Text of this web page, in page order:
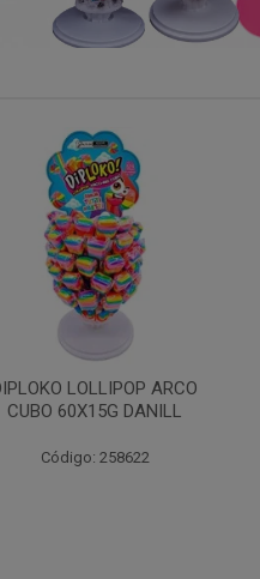
DIPLOKO LOLLIPOP
COGUMELO 60X15G
Código: 258366